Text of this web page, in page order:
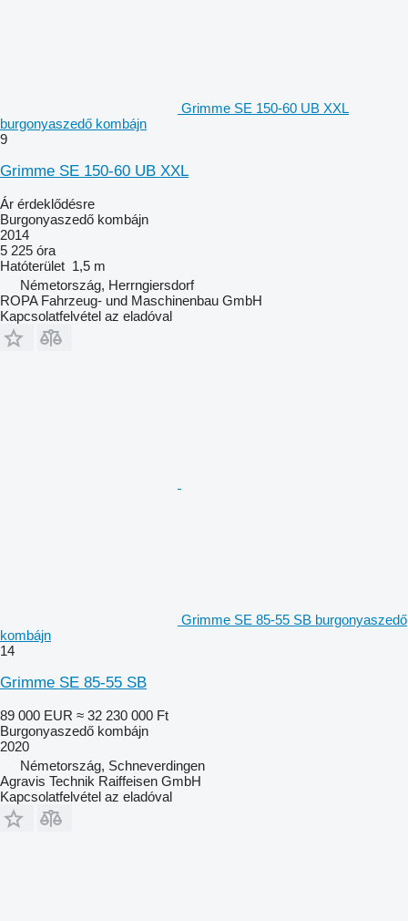
Grimme SE 150-60 UB XXL
burgonyaszedő kombájn
9
Grimme SE 150-60 UB XXL
Ár érdeklődésre
Burgonyaszedő kombájn
2014
5 225 óra
Hatóterület 1,5 m
Németország, Herrngiersdorf
ROPA Fahrzeug- und Maschinenbau GmbH
Kapcsolatfelvétel az eladóval
Grimme SE 85-55 SB burgonyaszedő
kombájn
14
Grimme SE 85-55 SB
89 000 EUR ≈ 32 230 000 Ft
Burgonyaszedő kombájn
2020
Németország, Schneverdingen
Agravis Technik Raiffeisen GmbH
Kapcsolatfelvétel az eladóval